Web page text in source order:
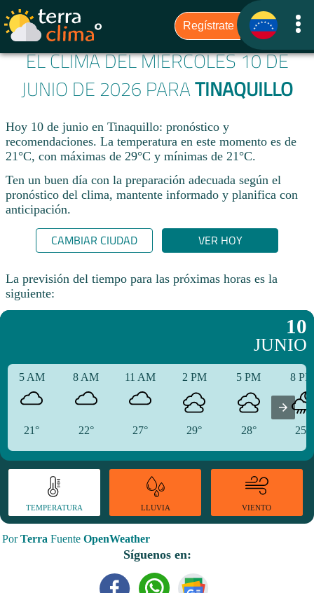
EL CLIMA DEL MIÉRCOLES 10 DE
JUNIO DE 2026 PARATINAQUILLO
Hoy 10 de junio en Tinaquillo: pronóstico y
recomendaciones. La temperatura en este momento es de
21°C, con máximas de 29°C y mínimas de 21°C.
Ten un buen día con la preparación adecuada según el
pronóstico del clima, mantente informado y planifica con
anticipación.​
CAMBIAR CIUDAD VER HOY
La previsión del tiempo para las próximas horas es la
siguiente:
10
JUNIO
5 AM
21°
8 AM
22°
11 AM
27°
2 PM
29°
5 PM
28°
8
25°
TEMPERATURA LLUVIA VIENTO
PorTerra Fuente OpenWeather
Síguenos en: